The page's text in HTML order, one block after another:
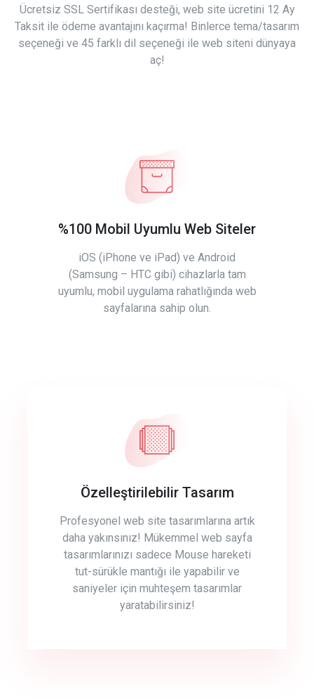
Ücretsiz SSL Sertifikası desteği, web site ücretini 12 Ay
Taksit ile ödeme avantajını kaçırma! Binlerce tema/tasarım
seçeneği ve 45 farklı dil seçeneği ile web siteni dünyaya
aç!
%100 Mobil Uyumlu Web Siteler
iOS (iPhone ve iPad) ve Android
(Samsung – HTC gibi) cihazlarla tam
uyumlu, mobil uygulama rahatlığında web
sayfalarına sahip olun.
Özelleştirilebilir Tasarım
Profesyonel web site tasarımlarına artık
daha yakınsınız! Mükemmel web sayfa
tasarımlarınızı sadece Mouse hareketi
tut-sürükle mantığı ile yapabilir ve
saniyeler için muhteşem tasarımlar
yaratabilirsiniz!